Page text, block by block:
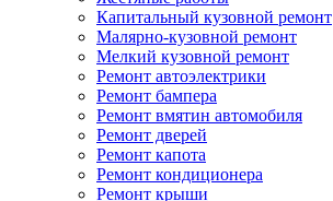
Капитальный кузовной ремонт
Малярно-кузовной ремонт
Мелкий кузовной ремонт
Ремонт автоэлектрики
Ремонт бампера
Ремонт вмятин автомобиля
Ремонт дверей
Ремонт капота
Ремонт кондиционера
Ремонт крыши